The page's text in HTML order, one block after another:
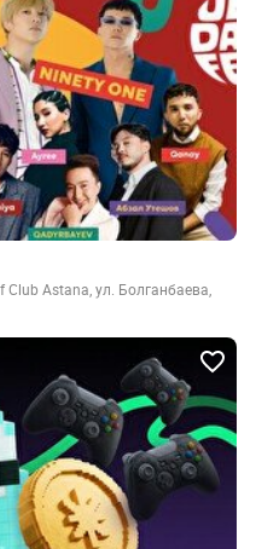
Club Astana, ул. Болганбаева,